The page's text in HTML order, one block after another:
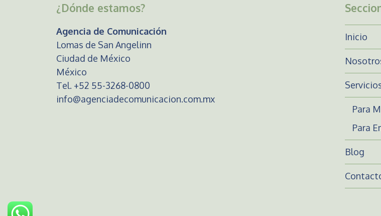
¿Dónde estamos?
Agencia de Comunicación
Lomas de San Angelinn
Ciudad de México
México
Tel. +52 55-3268-0800
info@agenciadecomunicacion.com.mx
Inicio
Para
Para
Blog